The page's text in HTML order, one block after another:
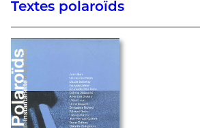
Textes polaroïds